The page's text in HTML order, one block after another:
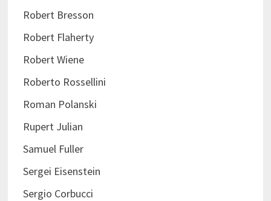
Robert Bresson
Robert Flaherty
Robert Wiene
Roberto Rossellini
Roman Polanski
Rupert Julian
Samuel Fuller
Sergei Eisenstein
Sergio Corbucci